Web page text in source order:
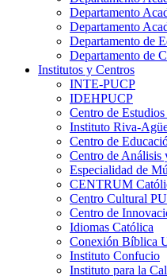
Departamento
Departamento
Departamento de
Departamento de
Institutos y Centros
INTE-PUCP
IDEHPUCP
Centro de
Instituto Riva-
Centro de
Centro de Análisis
Especialidad de
CENTRUM
Centro Cultural
Centro de
Idiomas Católica
Conexión Bíblica
Instituto Confucio
Instituto para la